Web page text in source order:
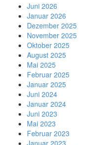
Juni 2026
Januar 2026
Dezember 2025
November 2025
Oktober 2025
August 2025
Mai 2025
Februar 2025
Januar 2025
Juni 2024
Januar 2024
Juni 2023
Mai 2023
Februar 2023
Januar 2023